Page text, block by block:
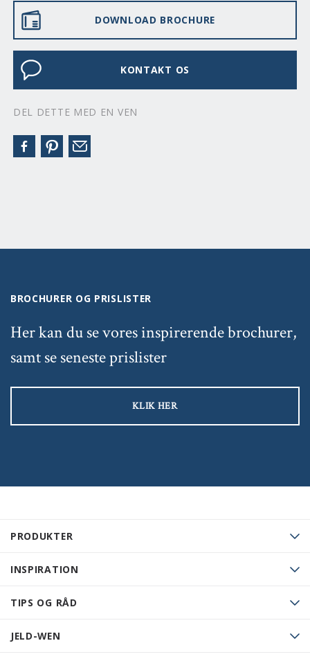
DOWNLOAD BROCHURE
KONTAKT OS
DEL DETTE MED EN VEN
PRODUKTER
INSPIRATION
TIPS OG RÅD
JELD-WEN
BROCHURER OG PRISLISTER
Her kan du se vores inspirerende brochurer,
samt se seneste prislister
KLIK HER